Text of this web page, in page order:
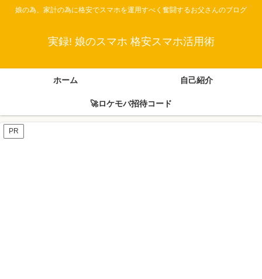
娘の為、家計の為に格安でスマホを運用すべく奮闘するお父さんのブログ
実録! 娘のスマホ 格安スマホ活用術
ホーム 自己紹介
🚀ロケモバ招待コード
PR